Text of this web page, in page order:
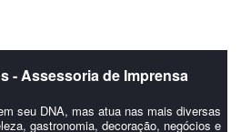
#natal #merrychristmas #felizanonovo
- Assessoria de Imprensa
seu DNA, mas atua nas mais diversas
gastronomia, decoração, negócios e